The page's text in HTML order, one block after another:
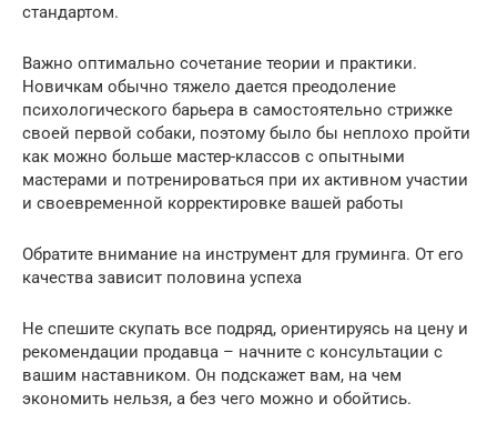
стандартом.
Важно оптимально сочетание теории и практики.
Новичкам обычно тяжело дается преодоление
психологического барьера в самостоятельно стрижке
своей первой собаки, поэтому было бы неплохо пройти
как можно больше мастер-классов с опытными
мастерами и потренироваться при их активном участии
и своевременной корректировке вашей работы
Обратите внимание на инструмент для груминга. От его
качества зависит половина успеха
Не спешите скупать все подряд, ориентируясь на цену и
рекомендации продавца – начните с консультации с
вашим наставником. Он подскажет вам, на чем
экономить нельзя, а без чего можно и обойтись.